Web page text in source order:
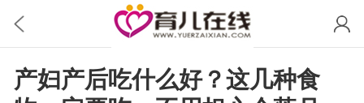
产妇产后吃什么好？这几种食